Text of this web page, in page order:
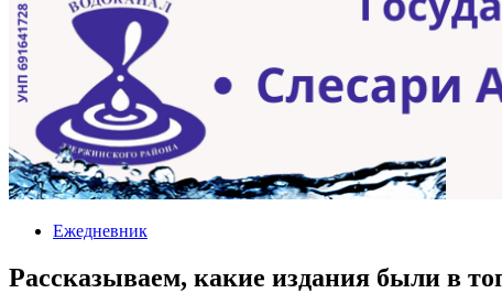
Ежедневник
Рассказываем, какие издания были в